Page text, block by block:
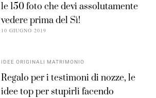
le 150 foto che devi assolutamente
vedere prima del Sì!
10 GIUGNO 2019
IDEE ORIGINALI MATRIMONIO
Regalo per i testimoni di nozze, le
idee top per stupirli facendo